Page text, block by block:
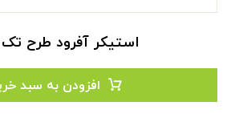
استیکر آفرود طرح
افزودن به سبد